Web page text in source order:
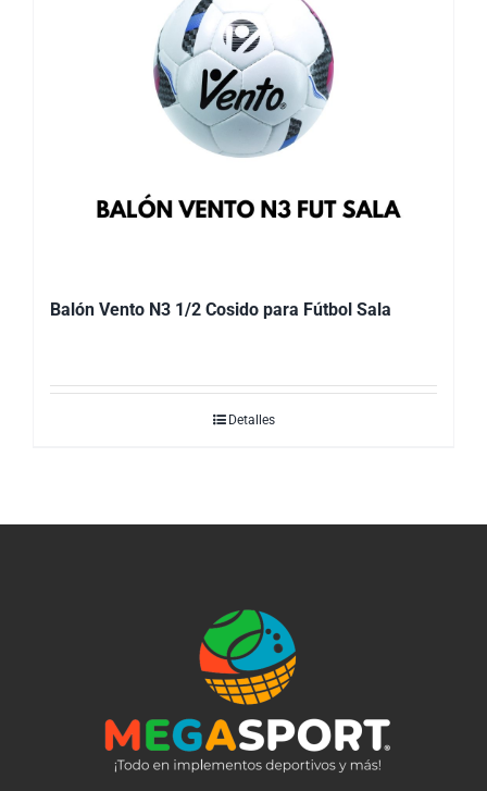
Balón Vento N3 1/2 Cosido para Fútbol Sala
Detalles